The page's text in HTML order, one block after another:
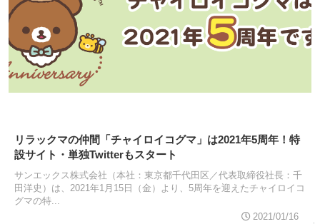
リラックマの仲間「チャイロイコグマ」は2021年5周年！特
設サイト・単独Twitterもスタート
サンエックス株式会社（本社：東京都千代田区／代表取締役社長：千
田洋史）は、2021年1月15日（金）より、5周年を迎えたチャイロイコ
グマの特...
2021/01/16